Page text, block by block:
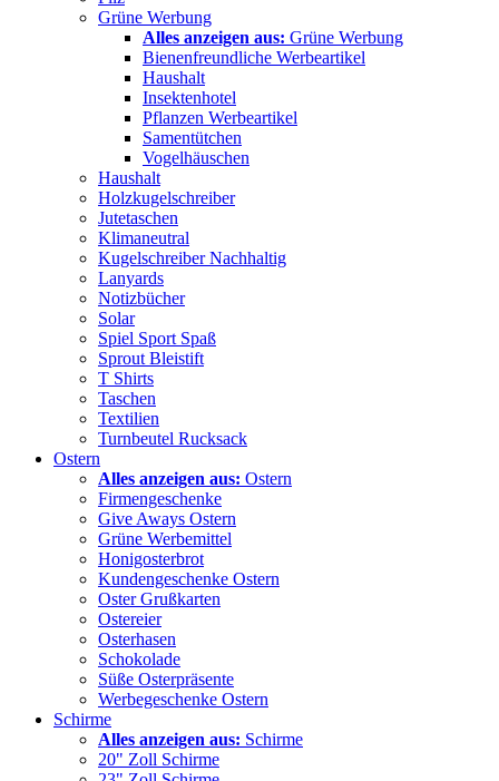
Grüne Werbung
Alles anzeigen aus: Grüne Werbung
Bienenfreundliche Werbeartikel
Haushalt
Insektenhotel
Pflanzen Werbeartikel
Samentütchen
Vogelhäuschen
Haushalt
Holzkugelschreiber
Jutetaschen
Klimaneutral
Kugelschreiber Nachhaltig
Lanyards
Notizbücher
Solar
Spiel Sport Spaß
Sprout Bleistift
T Shirts
Taschen
Textilien
Turnbeutel Rucksack
Ostern
Alles anzeigen aus: Ostern
Firmengeschenke
Give Aways Ostern
Grüne Werbemittel
Honigosterbrot
Kundengeschenke Ostern
Oster Grußkarten
Ostereier
Osterhasen
Schokolade
Süße Osterpräsente
Werbegeschenke Ostern
Schirme
Alles anzeigen aus: Schirme
20" Zoll Schirme